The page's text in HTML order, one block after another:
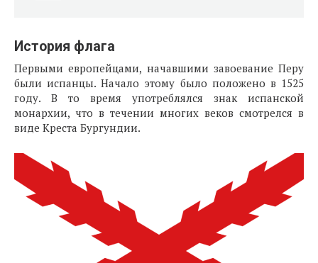
История флага
Первыми европейцами, начавшими завоевание Перу
были испанцы. Начало этому было положено в 1525
году. В то время употреблялся знак испанской
монархии, что в течении многих веков смотрелся в
виде Креста Бургундии.